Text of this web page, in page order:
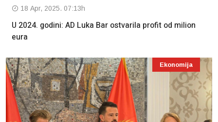
18 Apr, 2025. 07:13h
U 2024. godini: AD Luka Bar ostvarila profit od milion
eura
Ekonomija